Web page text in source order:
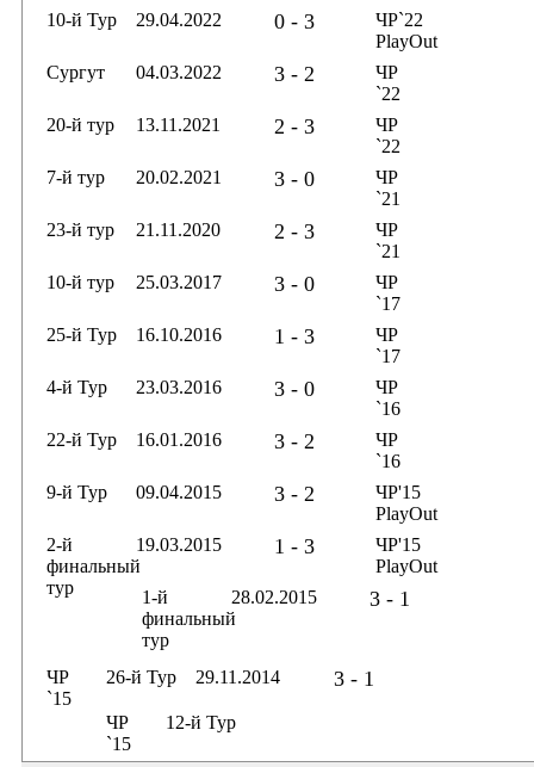
10-й Тур
29.04.2022 0 - 3
ЧР`22
PlayOut
Сургут
04.03.2022 3 - 2
ЧР
`22
20-й тур
13.11.2021 2 - 3
ЧР
`22
7-й тур
20.02.2021 3 - 0
ЧР
`21
23-й тур
21.11.2020 2 - 3
ЧР
`21
10-й тур
25.03.2017 3 - 0
ЧР
`17
25-й Тур
16.10.2016 1 - 3
ЧР
`17
4-й Тур
23.03.2016 3 - 0
ЧР
`16
22-й Тур
16.01.2016 3 - 2
ЧР
`16
9-й Тур
09.04.2015 3 - 2
ЧР'15
PlayOut
2-й
финальный
тур
19.03.2015 1 - 3
ЧР'15
PlayOut
1-й
финальный
тур
28.02.2015 3 - 1
ЧР
`15
26-й Тур 29.11.2014 3 - 1
ЧР
`15
12-й Тур